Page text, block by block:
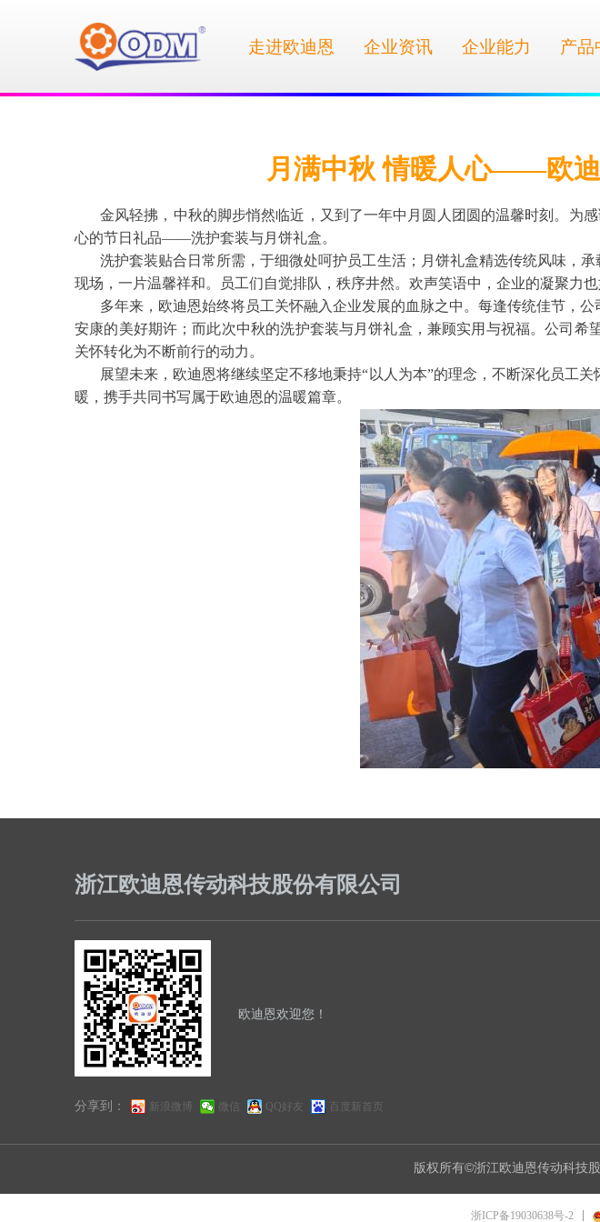
走进欧迪恩 企业资讯 企业能力 产品
月满中秋 情暖人心——欧
金风轻拂，中秋的脚步悄然临近，又到了一年中月圆人团圆的温馨时刻。为
心的节日礼品——洗护套装与月饼礼盒。
洗护套装贴合日常所需，于细微处呵护员工生活；月饼礼盒精选传统风味，
现场，一片温馨祥和。员工们自觉排队，秩序井然。欢声笑语中，企业的凝聚力
多年来，欧迪恩始终将员工关怀融入企业发展的血脉之中。每逢传统佳节，
安康的美好期许；而此次中秋的洗护套装与月饼礼盒，兼顾实用与祝福。公司
关怀转化为不断前行的动力。
展望未来，欧迪恩将继续坚定不移地秉持“以人为本”的理念，不断深化员工
暖，携手共同书写属于欧迪恩的温暖篇章。
浙江欧迪恩传动科技股份有限公司
欧迪恩欢迎您 ！
分享到： 新浪微博 微信 QQ好友 百度新首页
版权所有©浙江欧迪恩传动科技
浙ICP备19030638号-2